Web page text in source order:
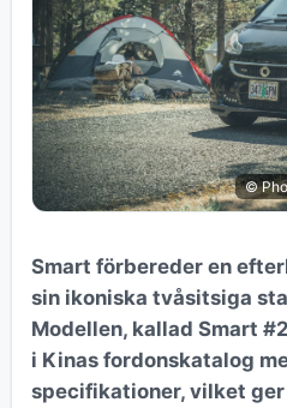
©
Smart förbereder en
sin ikoniska tvåsitsiga
Modellen, kallad Smart
i Kinas fordonskatalog
specifikationer, vilket